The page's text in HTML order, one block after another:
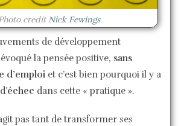
credit Nick Fewings
de développement
la pensée positive, sans
d’emploi et c’est bien pourquoi il y a
échec dans cette « pratique ».
pas tant de transformer ses